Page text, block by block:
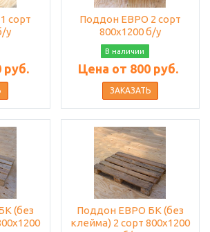
сорт
у
руб.
Поддон ЕВРО 2 сорт
800х1200 б/у
В наличии
Цена от 800 руб.
ЗАКАЗАТЬ
(без
Поддон ЕВРО БК (без
клейма) 2 сорт 800х1200